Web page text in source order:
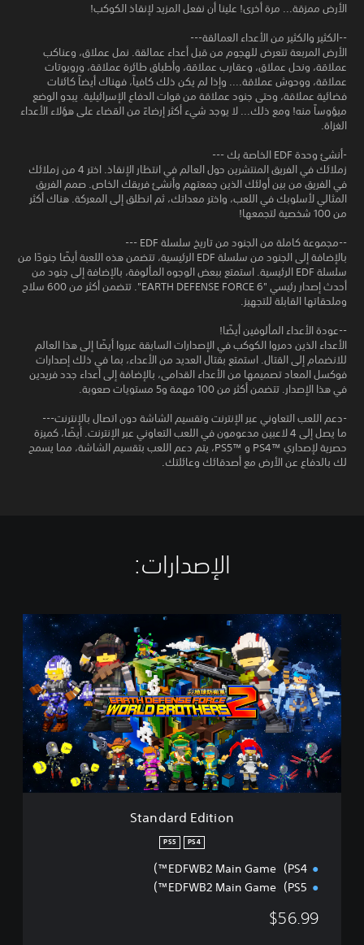
الأرض ممزقة... مرة أخرى! علينا أن نفعل المزيد لإنقاذ الكوكب!
--الكثير والكثير من الأعداء العمالقة---
الأرض المربعة تتعرض للهجوم من قبل أعداء عمالقة. نمل عملاق، وعناكب
عملاقة، ونحل عملاق، وعقارب عملاقة، وأطباق طائرة عملاقة، وروبوتات
عملاقة، ووحوش عملاقة.... وإذا لم يكن ذلك كافياً، فهناك أيضاً كائنات
فضائية عملاقة، وحتى جنود عملاقة من قوات الدفاع الإسرائيلية. يبدو الوضع
ميؤوساً منه! ومع ذلك... لا يوجد شيء أكثر إرضاءً من القضاء على هؤلاء الأعداء
الغزاة.
-أنشئ وحدة EDF الخاصة بك ---
زملائك في الفريق المنتشرين حول العالم في انتظار الإنقاذ. اختر 4 من زملائك
في الفريق من بين أولئك الذين جمعتهم وأنشئ فريقك الخاص. صمم الفريق
المثالي لأسلوبك في اللعب، واختر معداتك، ثم انطلق إلى المعركة. هناك أكثر
من 100 شخصية لتجمعها!
--مجموعة كاملة من الجنود من تاريخ سلسلة EDF ---
بالإضافة إلى الجنود من سلسلة EDF الرئيسية، تتضمن هذه اللعبة أيضًا جنودًا من
سلسلة EDF الرئيسية. استمتع ببعض الوجوه المألوفة، بالإضافة إلى جنود من
أحدث إصدار رئيسي "EARTH DEFENSE FORCE 6". تتضمن أكثر من 600 سلاح
وملحقاتها القابلة للتجهيز.
--عودة الأعداء المألوفين أيضًا!
الأعداء الذين دمروا الكوكب في الإصدارات السابقة عبروا أيضًا إلى هذا العالم
للانضمام إلى القتال. استمتع بقتال العديد من الأعداء، بما في ذلك إصدارات
فوكسل المعاد تصميمها من الأعداء القدامى، بالإضافة إلى أعداء جدد فريدين
في هذا الإصدار. تتضمن أكثر من 100 مهمة و5 مستويات صعوبة.
-دعم اللعب التعاوني عبر الإنترنت وتقسيم الشاشة دون اتصال بالإنترنت---
ما يصل إلى 4 لاعبين مدعومون في اللعب التعاوني عبر الإنترنت. أيضًا، كميزة
حصرية لإصداري ™PS4 و ™PS5، يتم دعم اللعب بتقسيم الشاشة، مما يسمح
لك بالدفاع عن الأرض مع أصدقائك وعائلتك.
الإصدارات:‏
S
t
a
d
a
r
d
E
d
t
Standard Edition
PS4
PS5
EDFWB2 Main Game（PS4™）
EDFWB2 Main Game（PS5™）
$56.99